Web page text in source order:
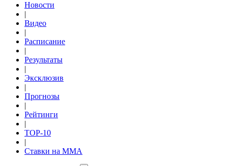
Новости
|
Видео
|
Расписание
|
Результаты
|
Эксклюзив
|
Прогнозы
|
Рейтинги
|
TOP-10
|
Ставки на ММА